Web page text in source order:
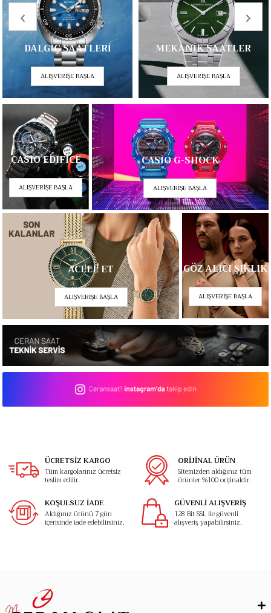
DALGIÇ SAATLERİ
ALIŞVERİŞE BAŞLA
MEKANİK SAATLER
ALIŞVERİŞE BAŞLA
‹ ›
CASIO EDIFICE
ALIŞVERİŞE BAŞLA
CASİO G-SHOCK
ALIŞVERİŞE BAŞLA
ACELE ET
ALIŞVERİŞE BAŞLA
GÖZ ALICI ŞIKLIK
ALIŞVERİŞE BAŞLA
ÜCRETSİZ KARGO
Tüm kargolarınız ücretsiz
teslim edilir.
ORİJİNAL ÜRÜN
Sitemizden aldığınız tüm
ürünler %100 orijinaldir.
KOŞULSUZ İADE
Aldığınız ürünü 7 gün
içerisinde iade edebilirsiniz.
GÜVENLİ ALIŞVERİŞ
128 Bit SSL ile güvenli
alışveriş yapabilirsiniz.